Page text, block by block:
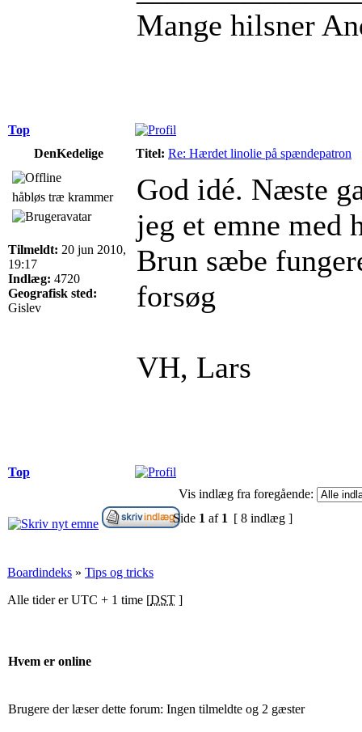
Mange hilsner
Top
DenKedelige
Titel: Re: Hærdet linolie på spændepatron
håbløs træ krammer
Tilmeldt: 20 jun 2010,
19:17
Indlæg: 4720
Geografisk sted:
Gislev
God idé. Næste
jeg et emne med
Brun sæbe
forsøg
VH, Lars
Top
Vis indlæg fra foregående:
Side 1 af 1 [ 8 indlæg ]
Boardindeks » Tips og tricks
Alle tider er UTC + 1 time [DST ]
Hvem er online
Brugere der læser dette forum: Ingen tilmeldte og 2 gæster